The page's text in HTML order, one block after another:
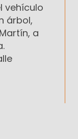
vehículo
árbol,
a